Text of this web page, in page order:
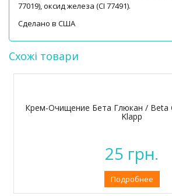
77019), оксид железа (CI 77491).
Сделано в США
Схожі товари
Крем-Очищение Бета Глюкан / Beta
Klapp
25 грн.
Подробнее